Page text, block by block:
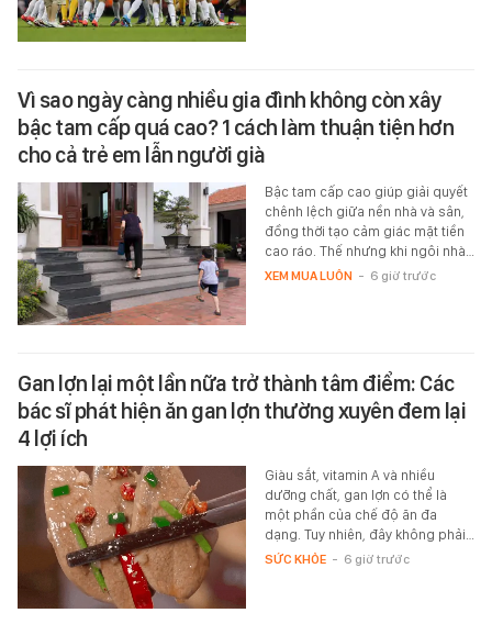
Vì sao ngày càng nhiều gia đình không còn xây
bậc tam cấp quá cao? 1 cách làm thuận tiện hơn
cho cả trẻ em lẫn người già
Bậc tam cấp cao giúp giải quyết
chênh lệch giữa nền nhà và sân,
đồng thời tạo cảm giác mặt tiền
cao ráo. Thế nhưng khi ngôi nhà…
XEM MUA LUÔN - 6 giờ trước
Gan lợn lại một lần nữa trở thành tâm điểm: Các
bác sĩ phát hiện ăn gan lợn thường xuyên đem lại
4 lợi ích
Giàu sắt, vitamin A và nhiều
dưỡng chất, gan lợn có thể là
một phần của chế độ ăn đa
dạng. Tuy nhiên, đây không phải…
SỨC KHỎE - 6 giờ trước